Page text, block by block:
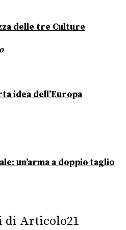
delle tre Culture
idea dell’Europa
un’arma a doppio taglio
di Articolo21